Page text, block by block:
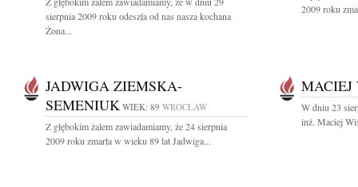
sierpnia 2009 roku odeszła od nas nasza kochana
Żona...
2009 roku
JADWIGA ZIEMSKA-
SEMENIUK WIEK: 89 WROCŁAW
Z głębokim żalem zawiadamiamy, że 24 sierpnia
2009 roku zmarła w wieku 89 lat Jadwiga...
MACIEJ
W dniu 23
inż. Maciej